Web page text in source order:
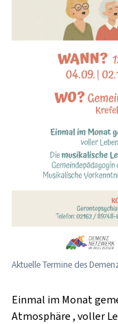
Aktuelle Termine des
Einmal im Monat
Atmosphäre , voller